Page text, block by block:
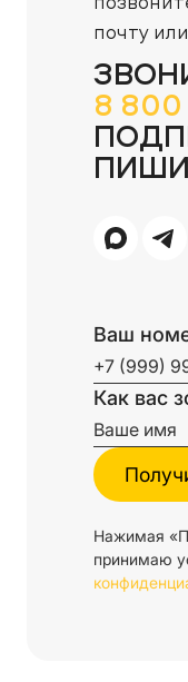
почту
8 800
Ваш
Как вас
Нажимая
принимаю